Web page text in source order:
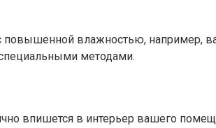
влажностью, например,
методами.
впишется в интерьер вашего